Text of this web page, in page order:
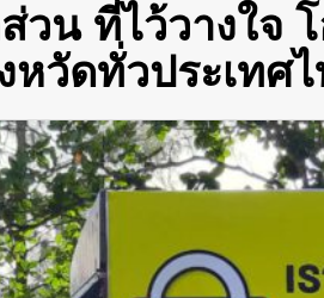
ที่ไว้วางใจ โ
วัดทั่วประเทศ